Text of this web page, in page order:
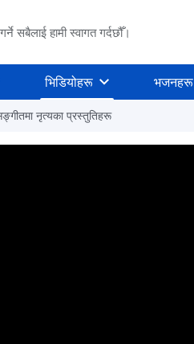
सबैलाई हामी स्वागत गर्दछौँ।
भिडियोहरू भजनहरू
नृत्यका प्रस्तुतिहरू